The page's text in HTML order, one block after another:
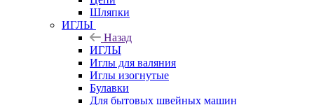
Шляпки
ИГЛЫ
Назад
ИГЛЫ
Иглы для валяния
Иглы изогнутые
Булавки
Для бытовых швейных машин